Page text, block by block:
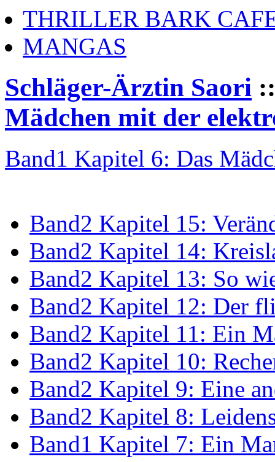
THRILLER BARK
MANGAS
Schläger-Ärztin Saori
Mädchen mit der
Band1 Kapitel 6: Das
Band2 Kapitel 15:
Band2 Kapitel 14:
Band2 Kapitel 13: So
Band2 Kapitel 12: Der
Band2 Kapitel 11: Ein
Band2 Kapitel 10:
Band2 Kapitel 9: Eine
Band2 Kapitel 8:
Band1 Kapitel 7: Ein